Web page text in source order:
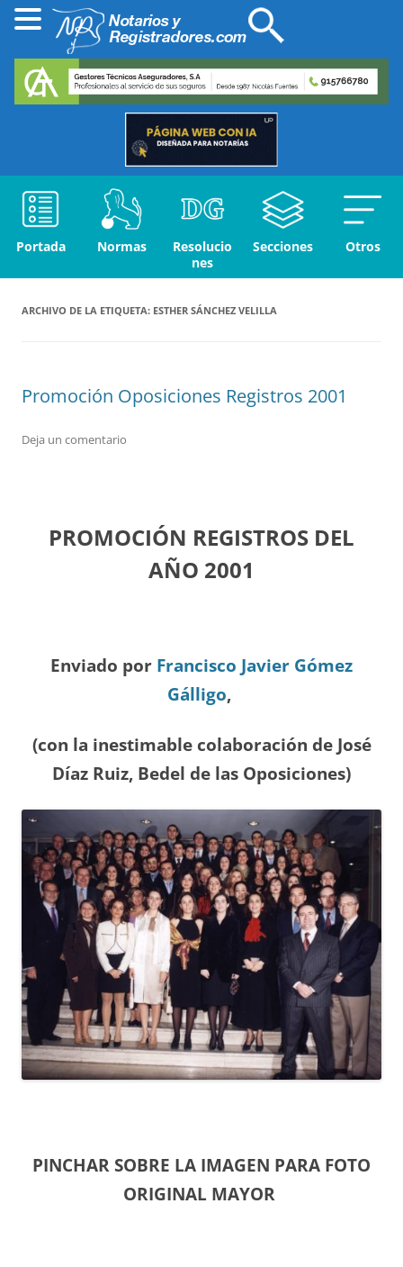
Portada Normas
Resolucio
nes
Secciones Otros
ARCHIVO DE LA ETIQUETA: ESTHER SÁNCHEZ VELILLA
Promoción Oposiciones Registros 2001
Deja un comentario
PROMOCIÓN REGISTROS DEL
AÑO 2001
Enviado por Francisco Javier Gómez
Gálligo,
(con la inestimable colaboración de José
Díaz Ruiz, Bedel de las Oposiciones)
PINCHAR SOBRE LA IMAGEN PARA FOTO
ORIGINAL MAYOR